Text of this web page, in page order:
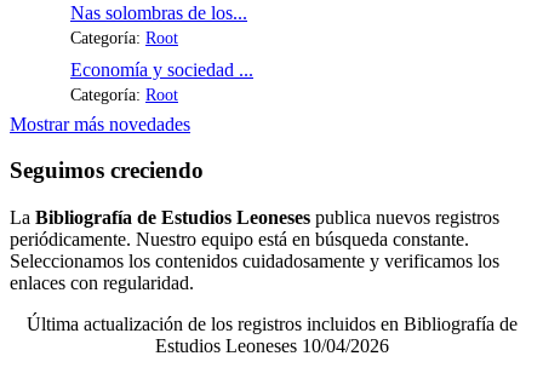
Nas solombras de los...
Categoría: Root
Economía y sociedad ...
Categoría: Root
Mostrar más novedades
Seguimos creciendo
La Bibliografía de Estudios Leoneses publica nuevos registros
periódicamente. Nuestro equipo está en búsqueda constante.
Seleccionamos los contenidos cuidadosamente y verificamos los
enlaces con regularidad.
Última actualización de los registros incluidos en Bibliografía de
Estudios Leoneses 10/04/2026